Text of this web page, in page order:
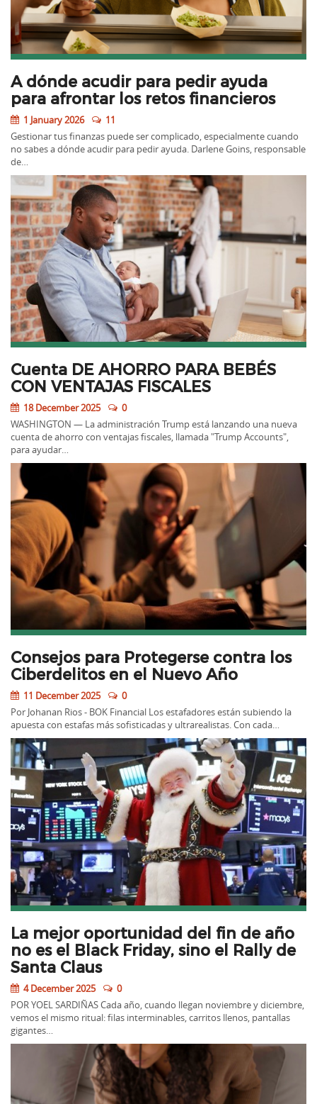
A dónde acudir para pedir ayuda
para afrontar los retos financieros
1 January 2026
11
Gestionar tus finanzas puede ser complicado, especialmente cuando
no sabes a dónde acudir para pedir ayuda. Darlene Goins, responsable
de…
Cuenta DE AHORRO PARA BEBÉS
CON VENTAJAS FISCALES
18 December 2025
0
WASHINGTON — La administración Trump está lanzando una nueva
cuenta de ahorro con ventajas fiscales, llamada "Trump Accounts",
para ayudar…
Consejos para Protegerse contra los
Ciberdelitos en el Nuevo Año
11 December 2025
0
Por Johanan Rios - BOK Financial Los estafadores están subiendo la
apuesta con estafas más sofisticadas y ultrarealistas. Con cada…
La mejor oportunidad del fin de año
no es el Black Friday, sino el Rally de
Santa Claus
4 December 2025
0
POR YOEL SARDIÑAS Cada año, cuando llegan noviembre y diciembre,
vemos el mismo ritual: filas interminables, carritos llenos, pantallas
gigantes…